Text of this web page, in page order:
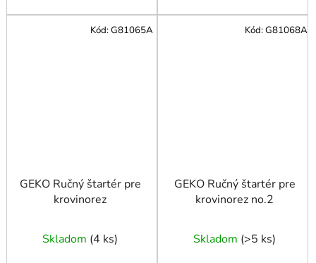
GEKO Ručný štartér pre
krovinorez
Skladom (4 ks)
Kód:G81065A
GEKO Ručný štartér pre
krovinorez no.2
Skladom (>5 ks)
Kód:G81068A